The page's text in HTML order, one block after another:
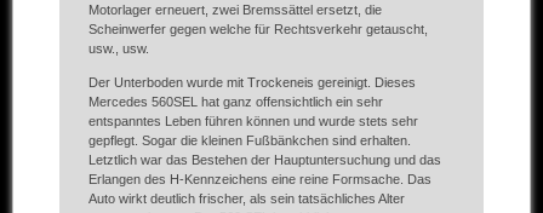
Motorlager erneuert, zwei Bremssättel ersetzt, die
Scheinwerfer gegen welche für Rechtsverkehr getauscht,
usw., usw.
Der Unterboden wurde mit Trockeneis gereinigt. Dieses
Mercedes 560SEL hat ganz offensichtlich ein sehr
entspanntes Leben führen können und wurde stets sehr
gepflegt. Sogar die kleinen Fußbänkchen sind erhalten.
Letztlich war das Bestehen der Hauptuntersuchung und das
Erlangen des H-Kennzeichens eine reine Formsache. Das
Auto wirkt deutlich frischer, als sein tatsächliches Alter